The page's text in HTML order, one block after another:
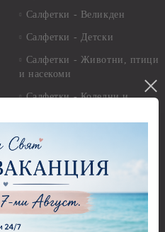
Салфетки - Великден
Салфетки - Детски
Салфетки - Животни, птици
и насекоми
Салфетки - Коледни и
Салфетки - Пеперуди
Салфетки - Рози
Салфетки - Пътешествия и